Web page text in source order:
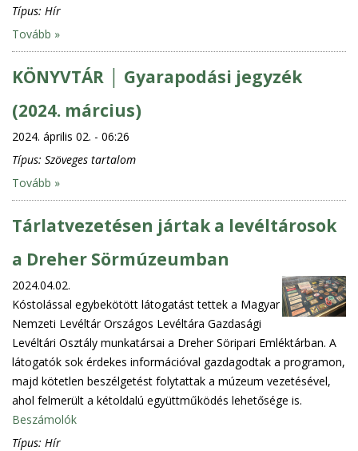
Típus: Hír
Tovább »
KÖNYVTÁR │ Gyarapodási jegyzék
(2024. március)
2024. április 02. - 06:26
Típus: Szöveges tartalom
Tovább »
Tárlatvezetésen jártak a levéltárosok
a Dreher Sörmúzeumban
2024.04.02.
Kóstolással egybekötött látogatást tettek a Magyar
Nemzeti Levéltár Országos Levéltára Gazdasági
Levéltári Osztály munkatársai a Dreher Söripari Emléktárban. A
látogatók sok érdekes információval gazdagodtak a programon,
majd kötetlen beszélgetést folytattak a múzeum vezetésével,
ahol felmerült a kétoldalú együttműködés lehetősége is.
Beszámolók
Típus: Hír